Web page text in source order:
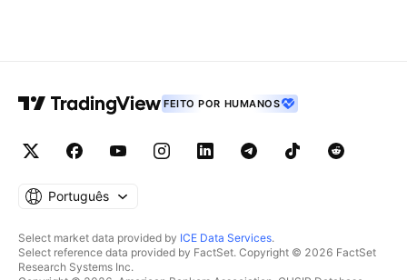
FEITO POR HUMANOS
Português
Select market data provided by ICE Data Services.
Select reference data provided by FactSet. Copyright © 2026 FactSet
Research Systems Inc.